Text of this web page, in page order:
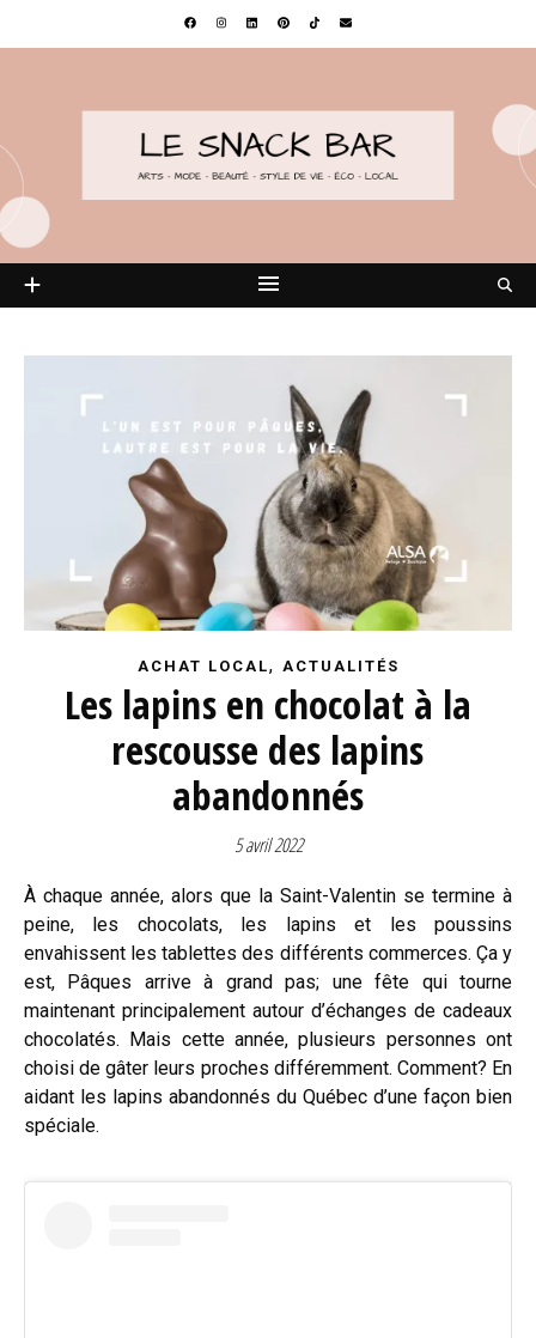
ACHAT LOCAL, ACTUALITÉS
Les lapins en chocolat à la
rescousse des lapins
abandonnés
5 avril 2022
À chaque année, alors que la Saint-Valentin se termine à
peine, les chocolats, les lapins et les poussins
envahissent les tablettes des différents commerces. Ça y
est, Pâques arrive à grand pas; une fête qui tourne
maintenant principalement autour d’échanges de cadeaux
chocolatés. Mais cette année, plusieurs personnes ont
choisi de gâter leurs proches différemment. Comment? En
aidant les lapins abandonnés du Québec d’une façon bien
spéciale.